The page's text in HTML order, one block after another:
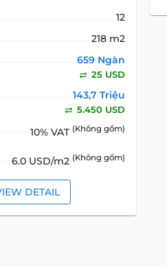
12
218 m2
659 Ngàn
25 USD
143,7 Triệu
5.450 USD
10% VAT (Không gồm)
6.0 USD/m2 (Không gồm)
DETAIL